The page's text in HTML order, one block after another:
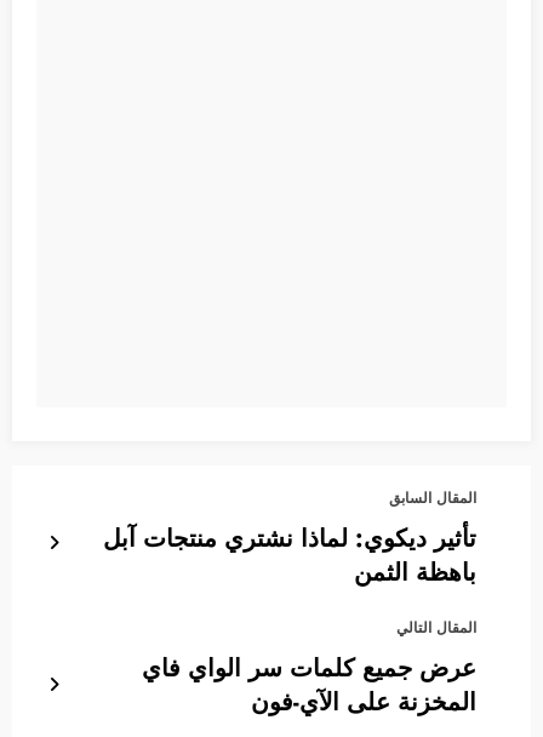
المقال السابق
تأثير ديكوي: لماذا نشتري منتجات آبل
باهظة الثمن
المقال التالي
عرض جميع كلمات سر الواي فاي
المخزنة على الآي-فون